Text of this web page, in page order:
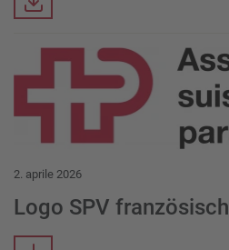
Downloads
Download Item
2. aprile 2026
Logo SPV französisch